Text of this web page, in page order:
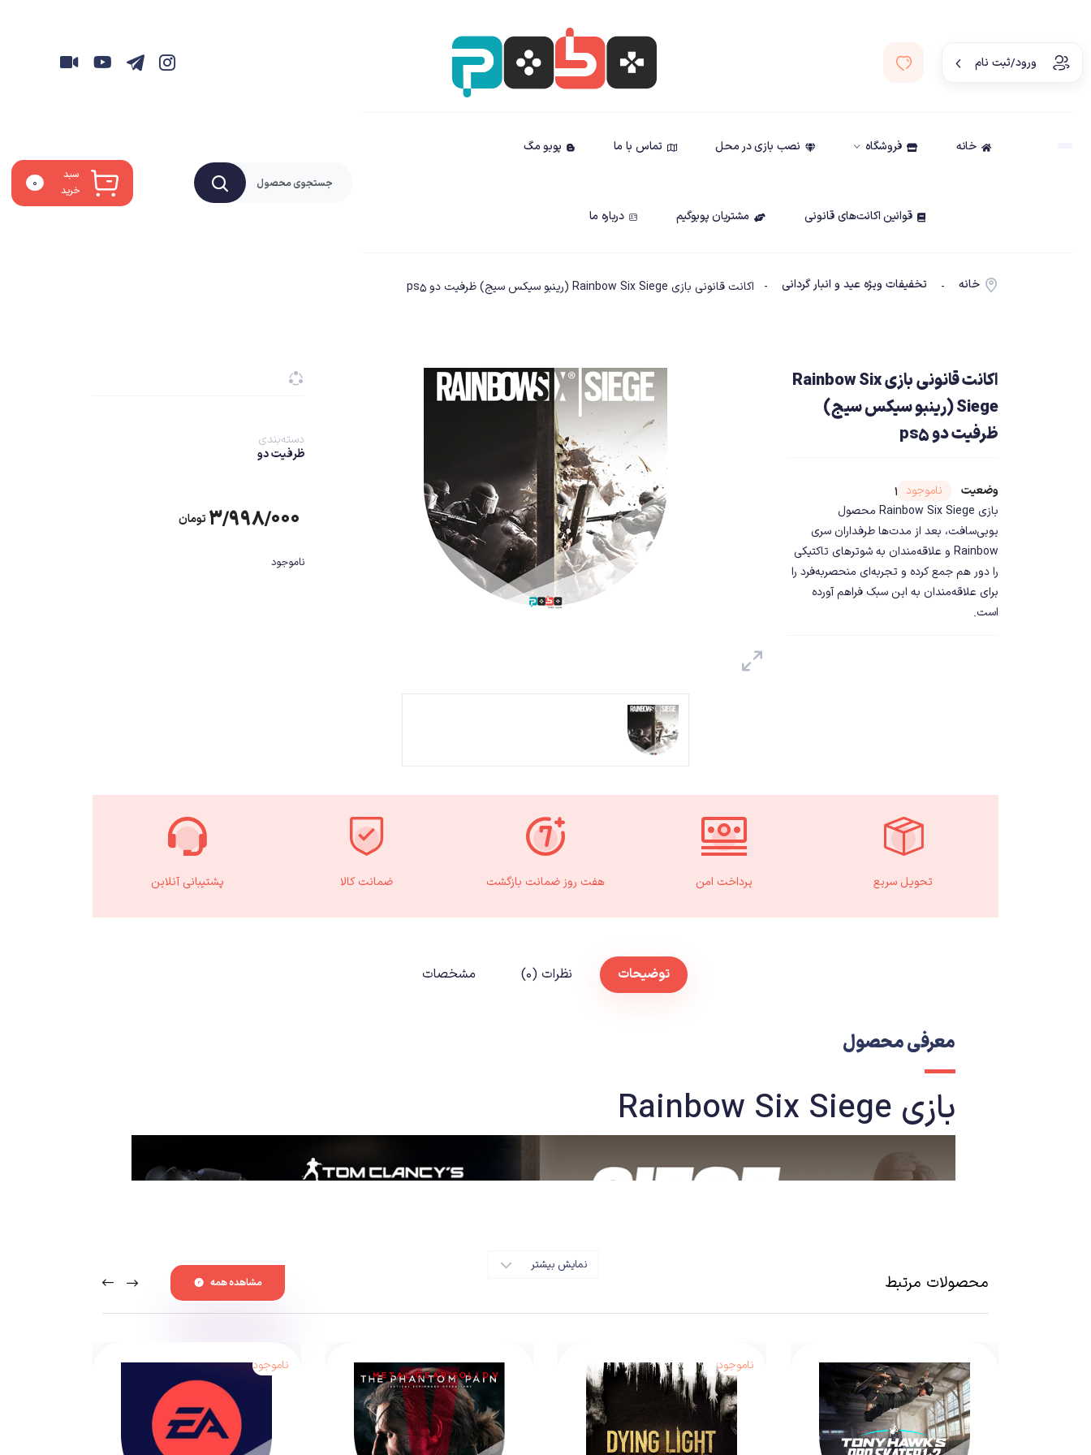
ورود/ثبت نام
خانه فروشگاه نصب بازی در محل تماس با ما پوبو مگ
قوانین اکانت‌های قانونی مشتریان پوبوگیم درباره ما
سبد
خرید
۰
خانه - تخفیفات ویژه عید و انبار گردانی - اکانت قانونی بازی Rainbow Six Siege (رینبو سیکس سیج) ظرفیت دو ps5
اکانت قانونی بازی Rainbow Six
Siege (رینبو سیکس سیج)
ظرفیت دو ps5
وضعیت ناموجودشناسه محصول ۱۸۸۴۰
بازی Rainbow Six Siege محصول
یوبی‌سافت، بعد از مدت‌ها طرفداران سری
Rainbow و علاقه‌مندان به شوتر‌های تاکتیکی
را دور هم جمع کرده و تجربه‌ای منحصربه‌فرد را
برای علاقه‌مندان به این سبک فراهم آورده
است.
دسته‌بندی
ظرفیت دو
۳/۹۹۸/۰۰۰ تومان
ناموجود
تحویل سریع پرداخت امن هفت روز ضمانت بازگشت ضمانت کالا پشتیبانی آنلاین
توضیحات نظرات (۰) مشخصات
معرفی محصول
بازی Rainbow Six Siege
نمایش بیشتر
محصولات مرتبط مشاهده همه
ناموجود ناموجود